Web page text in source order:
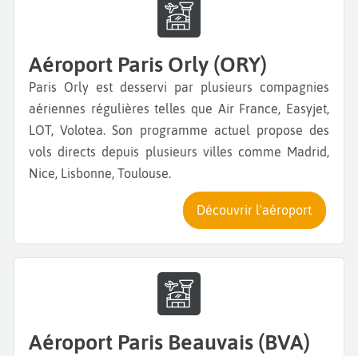
Aéroport Paris Orly (ORY)
Paris Orly est desservi par plusieurs compagnies
aériennes régulières telles que Air France, Easyjet,
LOT, Volotea. Son programme actuel propose des
vols directs depuis plusieurs villes comme Madrid,
Nice, Lisbonne, Toulouse.
Découvrir l'aéroport
Aéroport Paris Beauvais (BVA)